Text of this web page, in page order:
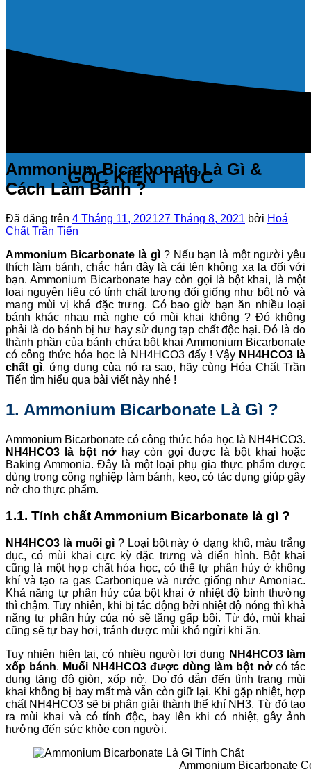
GÓC KIẾN THỨC
Ammonium Bicarbonate Là Gì &
Cách Làm Bánh ?
Đã đăng trên 4 Tháng 11, 202127 Tháng 8, 2021 bởi Hoá
Chất Trần Tiến
Ammonium Bicarbonate là gì? Nếu bạn là một người yêu
thích làm bánh, chắc hẳn đây là cái tên không xa lạ đối với
bạn. Ammonium Bicarbonate hay còn gọi là bột khai, là một
loại nguyên liệu có tính chất tương đối giống như bột nở và
mang mùi vị khá đặc trưng. Có bao giờ bạn ăn nhiều loại
bánh khác nhau mà nghe có mùi khai không ? Đó không
phải là do bánh bị hư hay sử dụng tạp chất độc hại. Đó là do
thành phần của bánh chứa bột khai Ammonium Bicarbonate
có công thức hóa học là NH4HCO3 đấy ! Vậy NH4HCO3 là
chất gì, ứng dụng của nó ra sao, hãy cùng Hóa Chất Trần
Tiến tìm hiểu qua bài viết này nhé !
1. Ammonium Bicarbonate Là Gì ?
Ammonium Bicarbonate có công thức hóa học là NH4HCO3.
NH4HCO3 là bột nởhay còn gọi được là bột khai hoặc
Baking Ammonia. Đây là một loại phụ gia thực phẩm được
dùng trong công nghiệp làm bánh, kẹo, có tác dụng giúp gây
nở cho thực phẩm.
1.1. Tính chất Ammonium Bicarbonate là gì ?
NH4HCO3 là muối gì ? Loại bột này ở dạng khô, màu trắng
đục, có mùi khai cực kỳ đặc trưng và điển hình. Bột khai
cũng là một hợp chất hóa học, có thể tự phân hủy ở không
khí và tạo ra gas Carbonique và nước giống như Amoniac.
Khả năng tự phân hủy của bột khai ở nhiệt độ bình thường
thì chậm. Tuy nhiên, khi bị tác động bởi nhiệt độ nóng thì khả
năng tự phân hủy của nó sẽ tăng gấp bội. Từ đó, mùi khai
cũng sẽ tự bay hơi, tránh được mùi khó ngửi khi ăn.
Tuy nhiên hiện tại, có nhiều người lợi dụng NH4HCO3 làm
xốp bánh. Muối NH4HCO3 được dùng làm bột nởcó tác
dụng tăng độ giòn, xốp nở. Do đó dẫn đến tình trạng mùi
khai không bị bay mất mà vẫn còn giữ lại. Khi gặp nhiệt, hợp
chất NH4HCO3 sẽ bị phân giải thành thể khí NH3. Từ đó tạo
ra mùi khai và có tính độc, bay lên khi có nhiệt, gây ảnh
hưởng đến sức khỏe con người.
Ammonium Bicarbonate